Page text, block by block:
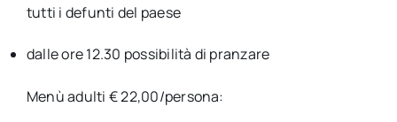
tutti i defunti del paese
dalle ore 12.30 possibilità di pranzare
Menù adulti € 22,00/persona: